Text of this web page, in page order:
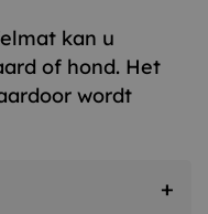
kan u
of hond. Het
wordt
+